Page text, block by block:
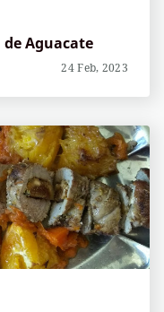
Aguacate
24 Feb, 2023